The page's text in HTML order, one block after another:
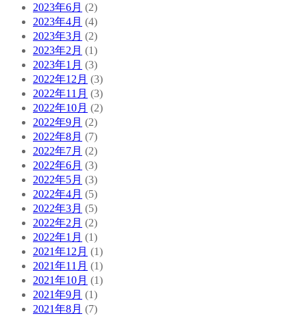
2023年6月 (2)
2023年4月 (4)
2023年3月 (2)
2023年2月 (1)
2023年1月 (3)
2022年12月 (3)
2022年11月 (3)
2022年10月 (2)
2022年9月 (2)
2022年8月 (7)
2022年7月 (2)
2022年6月 (3)
2022年5月 (3)
2022年4月 (5)
2022年3月 (5)
2022年2月 (2)
2022年1月 (1)
2021年12月 (1)
2021年11月 (1)
2021年10月 (1)
2021年9月 (1)
2021年8月 (7)